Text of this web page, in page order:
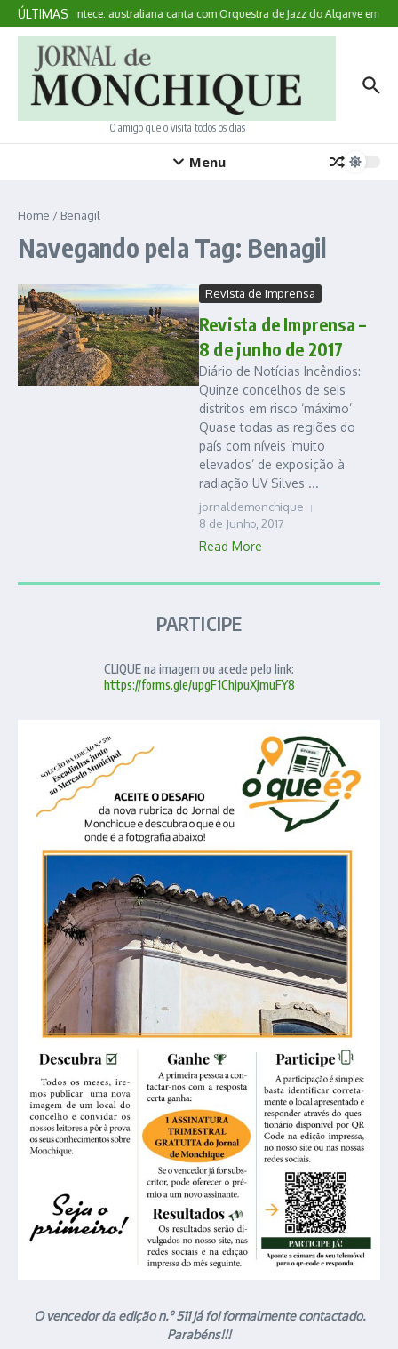
Ir para o conteúdo
ÚLTIMAS
Aqui Acontece: australiana canta com Orquestra de Jazz do Algarve em
O amigo que o visita todos os dias
Menu
Home / Benagil
Navegando pela Tag: Benagil
Revista de Imprensa
Revista de Imprensa –
8 de junho de 2017
Diário de Notícias Incêndios:
Quinze concelhos de seis
distritos em risco ‘máximo’
Quase todas as regiões do
país com níveis ‘muito
elevados’ de exposição à
radiação UV Silves ...
jornaldemonchique
8 de Junho, 2017
Read More
PARTICIPE
CLIQUE na imagem ou acede pelo link:
https://forms.gle/upgF1ChjpuXjmuFY8
O vencedor da edição n.º 511 já foi formalmente contactado.
Parabéns!!!